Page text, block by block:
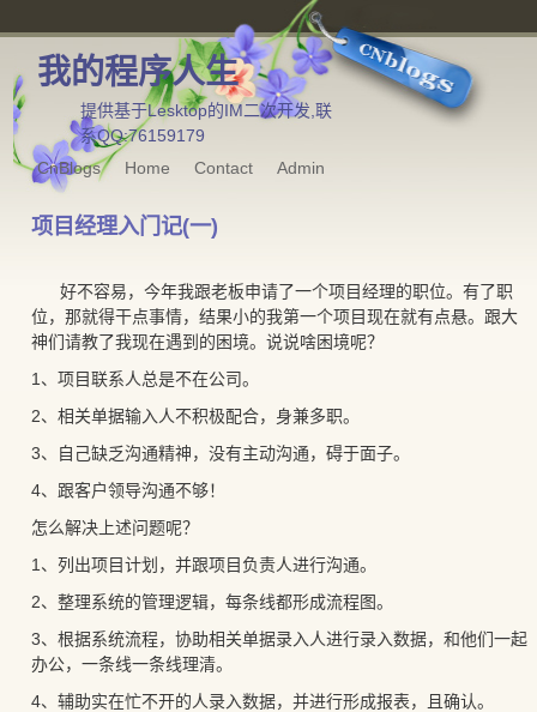
我的程序人生
提供基于Lesktop的IM二次开发,联
系QQ:76159179
CnBlogs
Home Contact Admin
项目经理入门记(一)
好不容易，今年我跟老板申请了一个项目经理的职位。有了职
位，那就得干点事情，结果小的我第一个项目现在就有点悬。跟大
神们请教了我现在遇到的困境。说说啥困境呢？
1、项目联系人总是不在公司。
2、相关单据输入人不积极配合，身兼多职。
3、自己缺乏沟通精神，没有主动沟通，碍于面子。
4、跟客户领导沟通不够！
怎么解决上述问题呢？
1、列出项目计划，并跟项目负责人进行沟通。
2、整理系统的管理逻辑，每条线都形成流程图。
3、根据系统流程，协助相关单据录入人进行录入数据，和他们一起
办公，一条线一条线理清。
4、辅助实在忙不开的人录入数据，并进行形成报表，且确认。